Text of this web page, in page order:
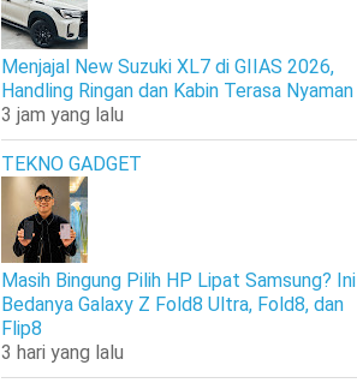
Menjajal New Suzuki XL7 di GIIAS 2026,
Handling Ringan dan Kabin Terasa Nyaman
3 jam yang lalu
TEKNO GADGET
Masih Bingung Pilih HP Lipat Samsung? Ini
Bedanya Galaxy Z Fold8 Ultra, Fold8, dan
Flip8
3 hari yang lalu